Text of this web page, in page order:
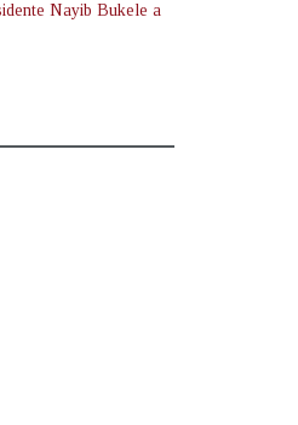
Nayib Bukele a